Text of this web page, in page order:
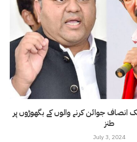
جوائن کرنے والوں کے بگھوڑوں پر
طنز
July 3, 2024